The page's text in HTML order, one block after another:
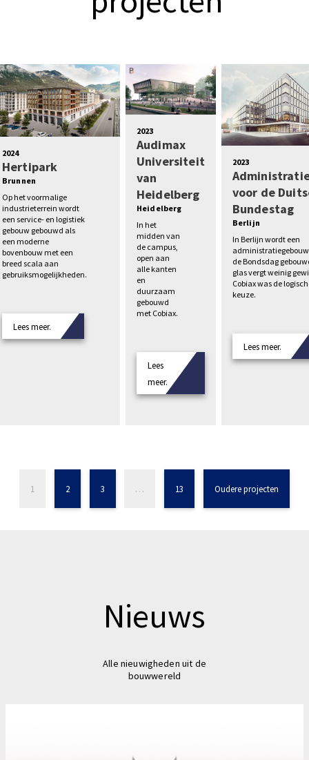
2024
Hertipark
Brunnen
Op het voormalige
industrieterrein wordt
een service- en logistiek
gebouw gebouwd als
een moderne
bovenbouw met een
breed scala aan
gebruiksmogelijkheden.
Lees meer.
2023
Audimax
Universiteit
van
Heidelberg
Heidelberg
In het
midden van
de campus,
open aan
alle kanten
en
duurzaam
gebouwd
met Cobiax.
Lees
meer.
2023
voor de
Bundestag
Berlijn
In Berlijn wordt een
de Bondsdag
glas vergt weinig
Cobiax was de
keuze.
Lees meer.
1 2 3 … 13 Oudere projecten
Nieuws
Alle nieuwigheden uit de
bouwwereld